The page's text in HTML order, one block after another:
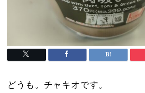
どうも。チャキオです。